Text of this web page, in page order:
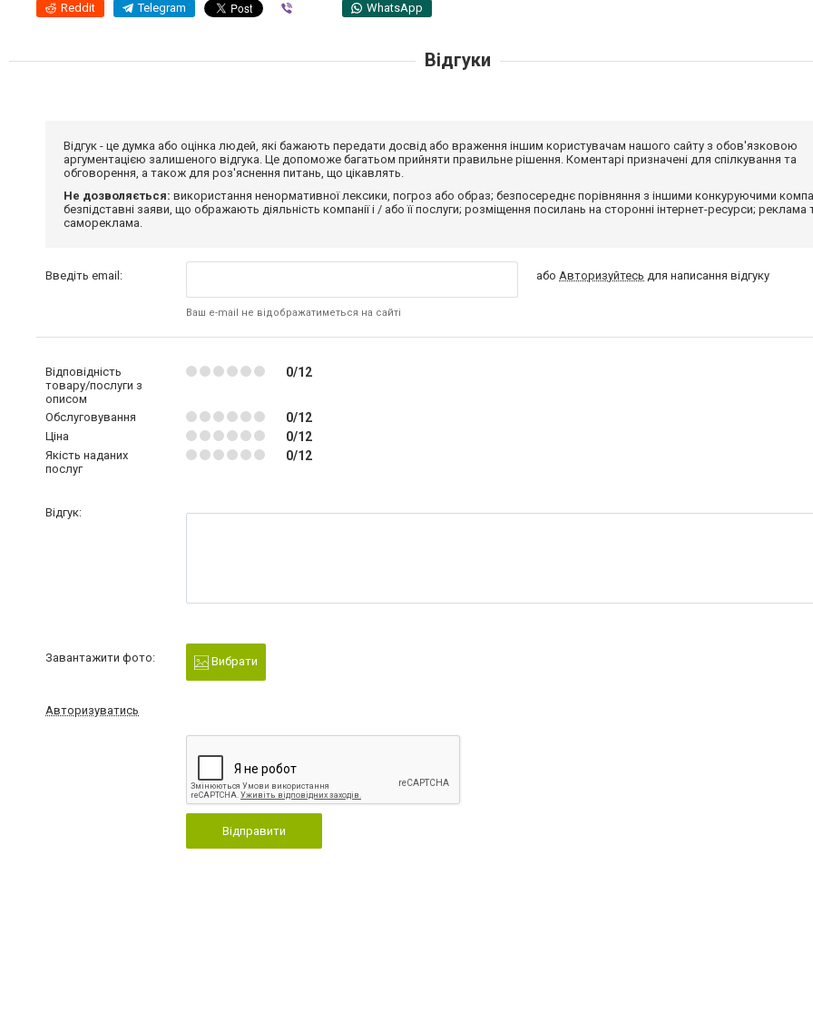
Reddit Telegram WhatsApp
Відгуки
Відгук - це думка або оцінка людей, які бажають передати досвід або враження іншим користувачам нашого сайту з обов'язковою
аргументацією залишеного відгука. Це допоможе багатьом прийняти правильне рішення. Коментарі призначені для спілкування та
обговорення, а також для роз'яснення питань, що цікавлять.
Не дозволяється: використання ненормативної лексики, погроз або образ; безпосереднє порівняння з іншими конкуруючими
безпідставні заяви, що ображають діяльність компанії і / або її послуги; розміщення посилань на сторонні інтернет-ресурси; реклама
самореклама.
Введіть email:
Ваш e-mail не відображатиметься на сайті
абоАвторизуйтесь для написання відгуку
Відповідність
товару/послуги з
описом
0/12
Обслуговування 0/12
Ціна 0/12
Якість наданих
послуг
0/12
Відгук:
Завантажити фото: Вибрати
Авторизуватись
Відправити